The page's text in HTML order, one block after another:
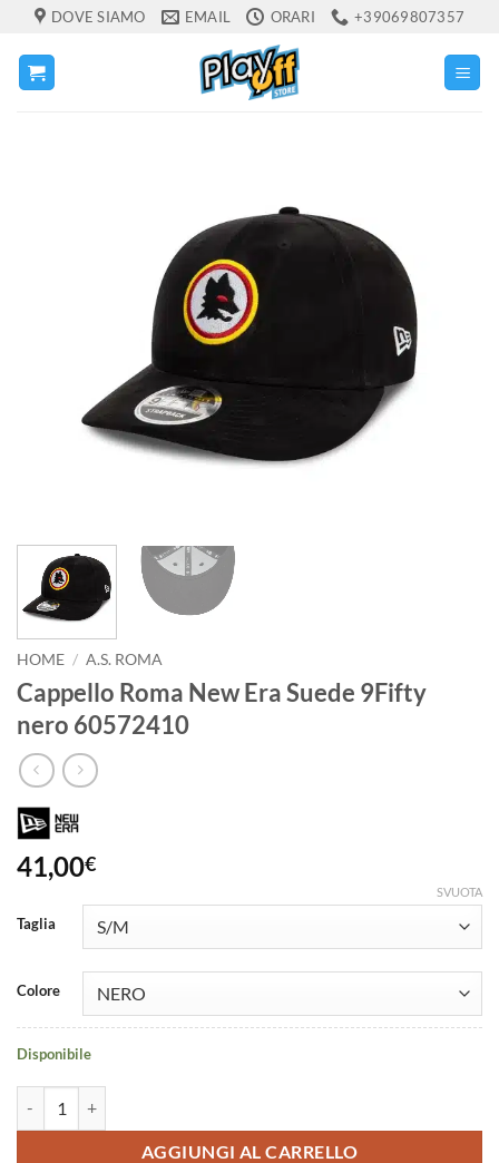
Salta
contenuti
DOVE SIAMO EMAIL ORARI +39069807357
HOME / A.S. ROMA
Cappello Roma New Era Suede 9Fifty
nero 60572410
41,00€
Taglia
Colore
SVUOTA
Disponibile
AGGIUNGI AL CARRELLO